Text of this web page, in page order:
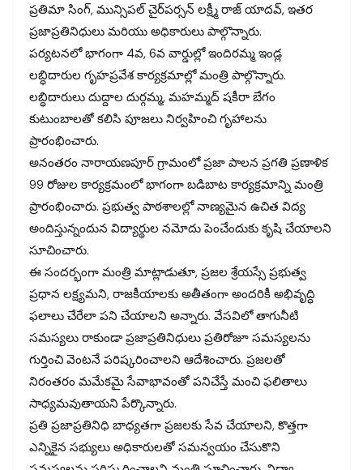
ప్రతిమా సింగ్, మున్సిపల్ చైర్‌పర్సన్ లక్ష్మీ రాజ్ యాదవ్, ఇతర
ప్రజాప్రతినిధులు మరియు అధికారులు పాల్గొన్నారు.
పర్యటనలో భాగంగా 4వ, 6వ వార్డుల్లో ఇందిరమ్మ ఇండ్ల
లబ్ధిదారుల గృహప్రవేశ కార్యక్రమాల్లో మంత్రి పాల్గొన్నారు.
లబ్ధిదారులు దుద్దాల దుర్గమ్మ, మహమ్మద్ షకీరా బేగం
కుటుంబాలతో కలిసి పూజలు నిర్వహించి గృహాలను
ప్రారంభించారు.
అనంతరం నారాయణపూర్ గ్రామంలో ప్రజా పాలన ప్రగతి ప్రణాళిక
99 రోజుల కార్యక్రమంలో భాగంగా బడిబాట కార్యక్రమాన్ని మంత్రి
ప్రారంభించారు. ప్రభుత్వ పాఠశాలల్లో నాణ్యమైన ఉచిత విద్య
అందిస్తున్నందున విద్యార్థుల నమోదు పెంచేందుకు కృషి చేయాలని
సూచించారు.
ఈ సందర్భంగా మంత్రి మాట్లాడుతూ, ప్రజల శ్రేయస్సే ప్రభుత్వ
ప్రధాన లక్ష్యమని, రాజకీయాలకు అతీతంగా అందరికీ అభివృద్ధి
ఫలాలు చేరేలా పని చేయాలని అన్నారు. వేసవిలో తాగునీటి
సమస్యలు రాకుండా ప్రజాప్రతినిధులు ప్రతిరోజూ సమస్యలను
గుర్తించి వెంటనే పరిష్కరించాలని ఆదేశించారు. ప్రజలతో
నిరంతరం మమేకమై సేవాభావంతో పనిచేస్తే మంచి ఫలితాలు
సాధ్యమవుతాయని పేర్కొన్నారు.
ప్రతి ప్రజాప్రతినిధి బాధ్యతగా ప్రజలకు సేవ చేయాలని, కొత్తగా
ఎన్నికైన సభ్యులు అధికారులతో సమన్వయం చేసుకొని